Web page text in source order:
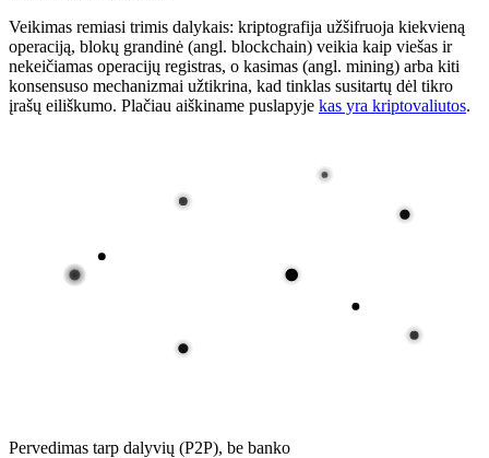
Veikimas remiasi trimis dalykais: kriptografija užšifruoja kiekvieną
operaciją, blokų grandinė (angl. blockchain) veikia kaip viešas ir
nekeičiamas operacijų registras, o kasimas (angl. mining) arba kiti
konsensuso mechanizmai užtikrina, kad tinklas susitartų dėl tikro
įrašų eiliškumo. Plačiau aiškiname puslapyje kas yra kriptovaliutos.
Pervedimas tarp dalyvių (P2P), be banko